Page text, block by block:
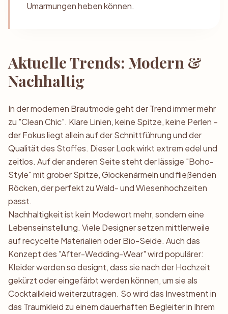
Umarmungen heben können.
Aktuelle Trends: Modern &
Nachhaltig
In der modernen Brautmode geht der Trend immer mehr
zu "Clean Chic". Klare Linien, keine Spitze, keine Perlen –
der Fokus liegt allein auf der Schnittführung und der
Qualität des Stoffes. Dieser Look wirkt extrem edel und
zeitlos. Auf der anderen Seite steht der lässige "Boho-
Style" mit grober Spitze, Glockenärmeln und fließenden
Röcken, der perfekt zu Wald- und Wiesenhochzeiten
passt.
Nachhaltigkeit ist kein Modewort mehr, sondern eine
Lebenseinstellung. Viele Designer setzen mittlerweile
auf recycelte Materialien oder Bio-Seide. Auch das
Konzept des "After-Wedding-Wear" wird populärer:
Kleider werden so designt, dass sie nach der Hochzeit
gekürzt oder eingefärbt werden können, um sie als
Cocktailkleid weiterzutragen. So wird das Investment in
das Traumkleid zu einem dauerhaften Begleiter in Ihrem